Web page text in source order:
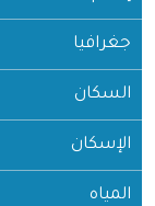
جغرافيا
السكان
الإسكان
المياه